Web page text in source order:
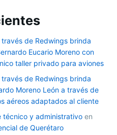
de Redwings brinda
Eucario Moreno con
taller privado para aviones
de Redwings brinda
Moreno León a través de
aéreos adaptados al cliente
técnico y administrativo en
de Querétaro